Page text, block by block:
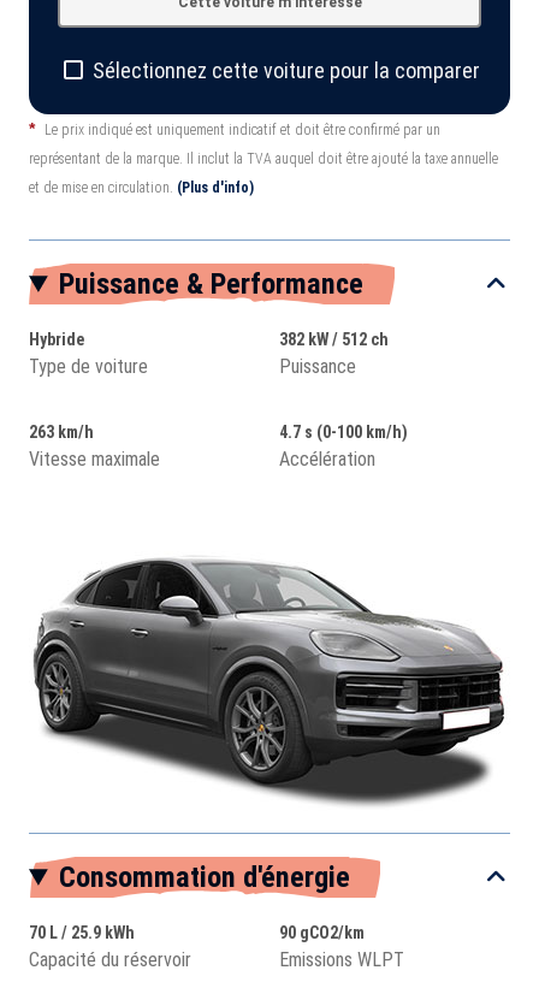
Sélectionnez cette voiture pour la comparer
*
Le prix indiqué est uniquement indicatif et doit être confirmé par un
représentant de la marque. Il inclut la TVA auquel doit être ajouté la taxe annuelle
et de mise en circulation. (Plus d'info)
Puissance & Performance
Hybride
Type de voiture
382 kW / 512 ch
Puissance
263 km/h
Vitesse maximale
4.7 s (0-100 km/h)
Accélération
Consommation d'énergie
70 L / 25.9 kWh
Capacité du réservoir
90 gCO2/km
Emissions WLPT